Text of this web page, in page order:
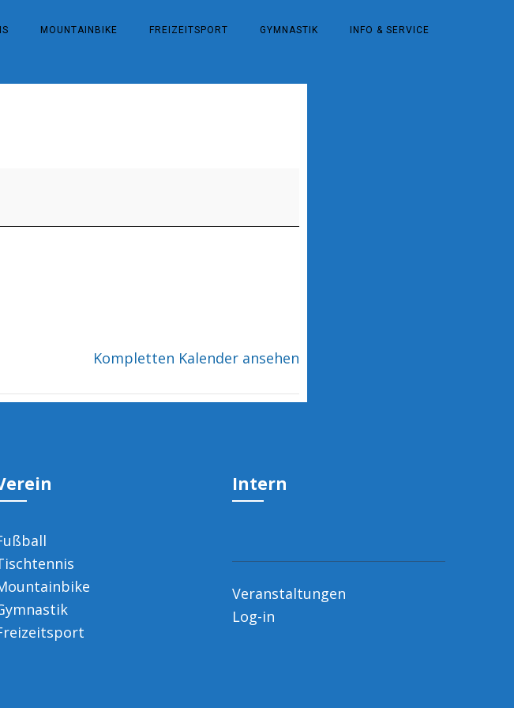
MOUNTAINBIKE FREIZEITSPORT GYMNASTIK INFO & SERVICE
Kompletten Kalender ansehen
Intern
Veranstaltungen
Log-in